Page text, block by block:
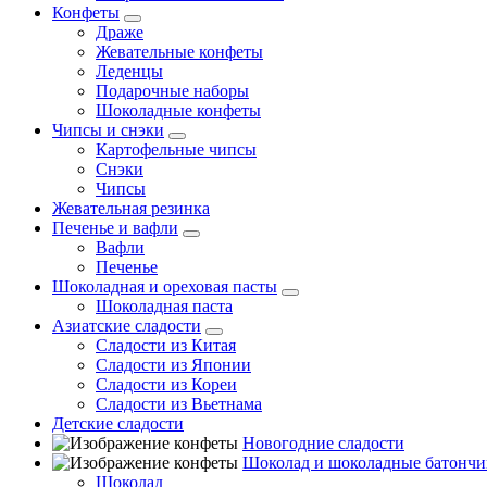
Конфеты
Драже
Жевательные конфеты
Леденцы
Подарочные наборы
Шоколадные конфеты
Чипсы и снэки
Картофельные чипсы
Снэки
Чипсы
Жевательная резинка
Печенье и вафли
Вафли
Печенье
Шоколадная и ореховая пасты
Шоколадная паста
Азиатские сладости
Сладости из Китая
Сладости из Японии
Сладости из Кореи
Сладости из Вьетнама
Детские сладости
Новогодние сладости
Шоколад и шоколадные
Шоколад